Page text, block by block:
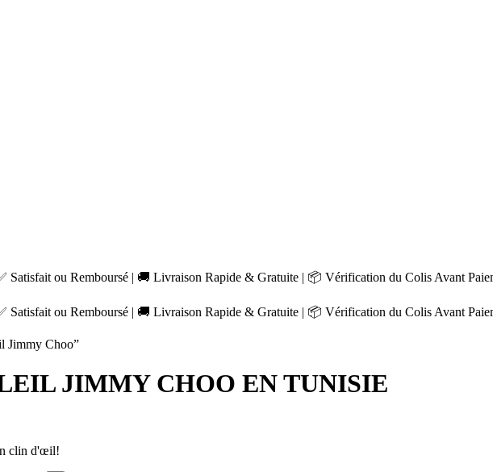
Satisfait ou Remboursé | 🚚 Livraison Rapide & Gratuite | 📦 Vérification du Colis Avant
Satisfait ou Remboursé | 🚚 Livraison Rapide & Gratuite | 📦 Vérification du Colis Avant
Jimmy Choo”
JIMMY CHOO EN TUNISIE
clin d'œil!